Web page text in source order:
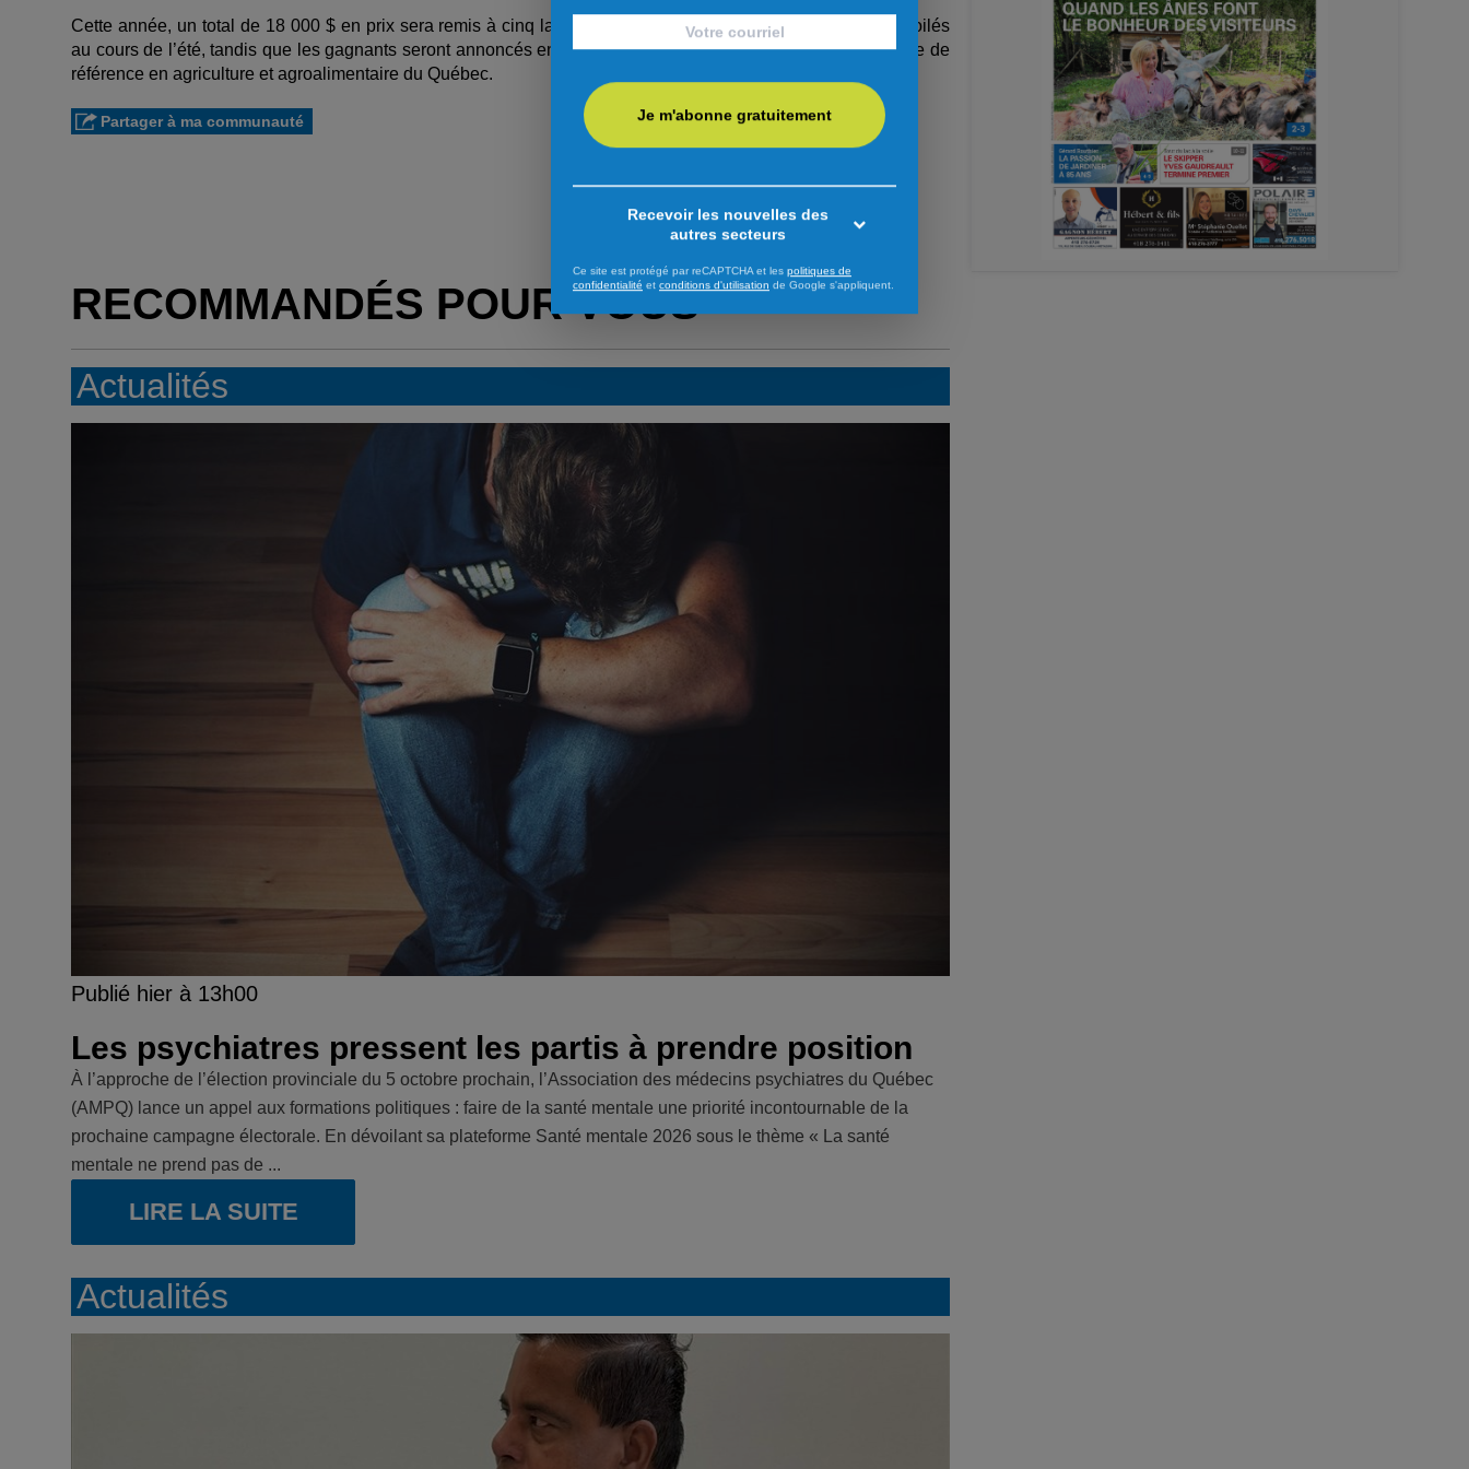
Cette année, un total de 18 000 $ en prix sera remis à cinq lauréats. Les noms des dix finalistes seront dévoilés
au cours de l’été, tandis que les gagnants seront annoncés en novembre, lors du Colloque Gestion du Centre de
référence en agriculture et agroalimentaire du Québec.
Partager à ma communauté
RECOMMANDÉS POUR VOUS
Actualités
Publié hier à 13h00
Les psychiatres pressent les partis à prendre position
À l’approche de l’élection provinciale du 5 octobre prochain, l’Association des médecins psychiatres du Québec
(AMPQ) lance un appel aux formations politiques : faire de la santé mentale une priorité incontournable de la
prochaine campagne électorale. En dévoilant sa plateforme Santé mentale 2026 sous le thème « La santé
mentale ne prend pas de ...
LIRE LA SUITE
Actualités
Je m'abonne gratuitement
Recevoir les nouvelles des
autres secteurs
Ce site est protégé par reCAPTCHA et les politiques de
confidentialité et conditions d'utilisation de Google s'appliquent.